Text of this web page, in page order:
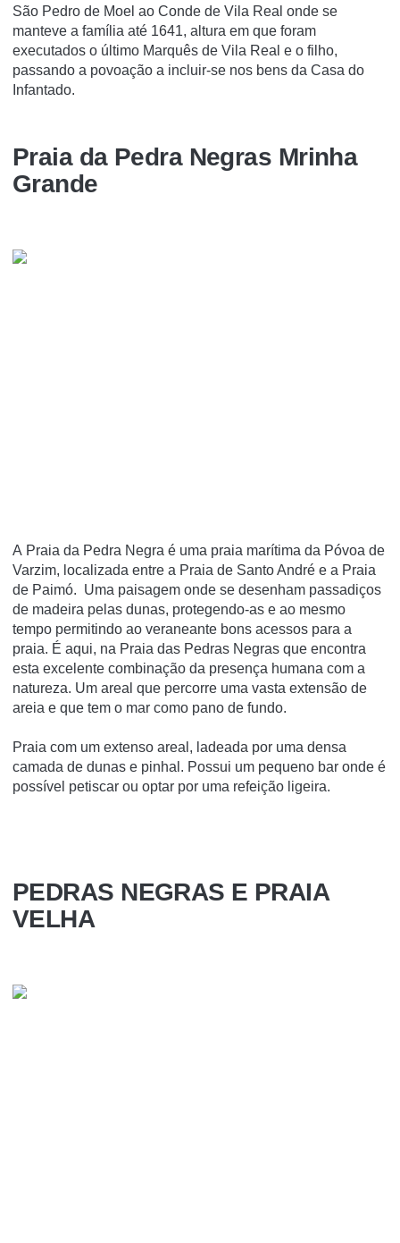
São Pedro de Moel ao Conde de Vila Real onde se
manteve a família até 1641, altura em que foram
executados o último Marquês de Vila Real e o filho,
passando a povoação a incluir-se nos bens da Casa do
Infantado.
Praia da Pedra Negras Mrinha
Grande
A Praia da Pedra Negra é uma praia marítima da Póvoa de
Varzim, localizada entre a Praia de Santo André e a Praia
de Paimó. Uma paisagem onde se desenham passadiços
de madeira pelas dunas, protegendo-as e ao mesmo
tempo permitindo ao veraneante bons acessos para a
praia. É aqui, na Praia das Pedras Negras que encontra
esta excelente combinação da presença humana com a
natureza. Um areal que percorre uma vasta extensão de
areia e que tem o mar como pano de fundo.
Praia com um extenso areal, ladeada por uma densa
camada de dunas e pinhal. Possui um pequeno bar onde é
possível petiscar ou optar por uma refeição ligeira.
PEDRAS NEGRAS E PRAIA
VELHA